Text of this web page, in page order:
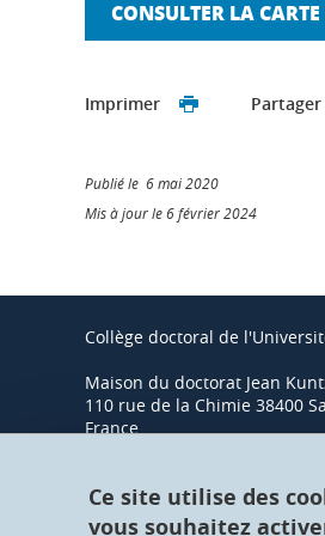
CONSULTER LA
Imprimer Partager
Publié le 6 mai 2020
Mis à jour le 6 février 2024
Collège doctoral de
Maison du doctorat Jean
110 rue de la Chimie 38400
France
Ce site utilise des
vous souhaitez